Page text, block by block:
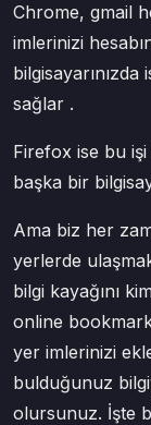
Chrome, gmail
imlerinizi
bilgisayarınızda
sağlar .
Firefox ise bu
başka bir
Ama biz her
yerlerde
bilgi kayağını
online
yer imlerinizi
bulduğunuz
olursunuz. İşte